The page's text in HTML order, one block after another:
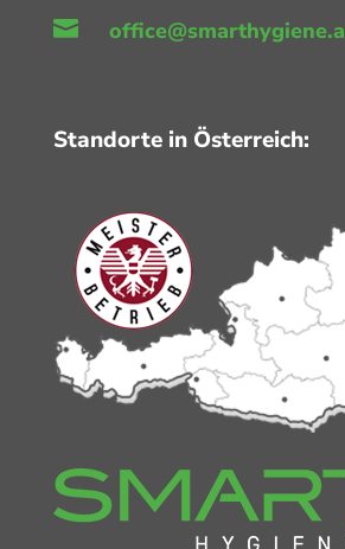

Standorte in Österreich: